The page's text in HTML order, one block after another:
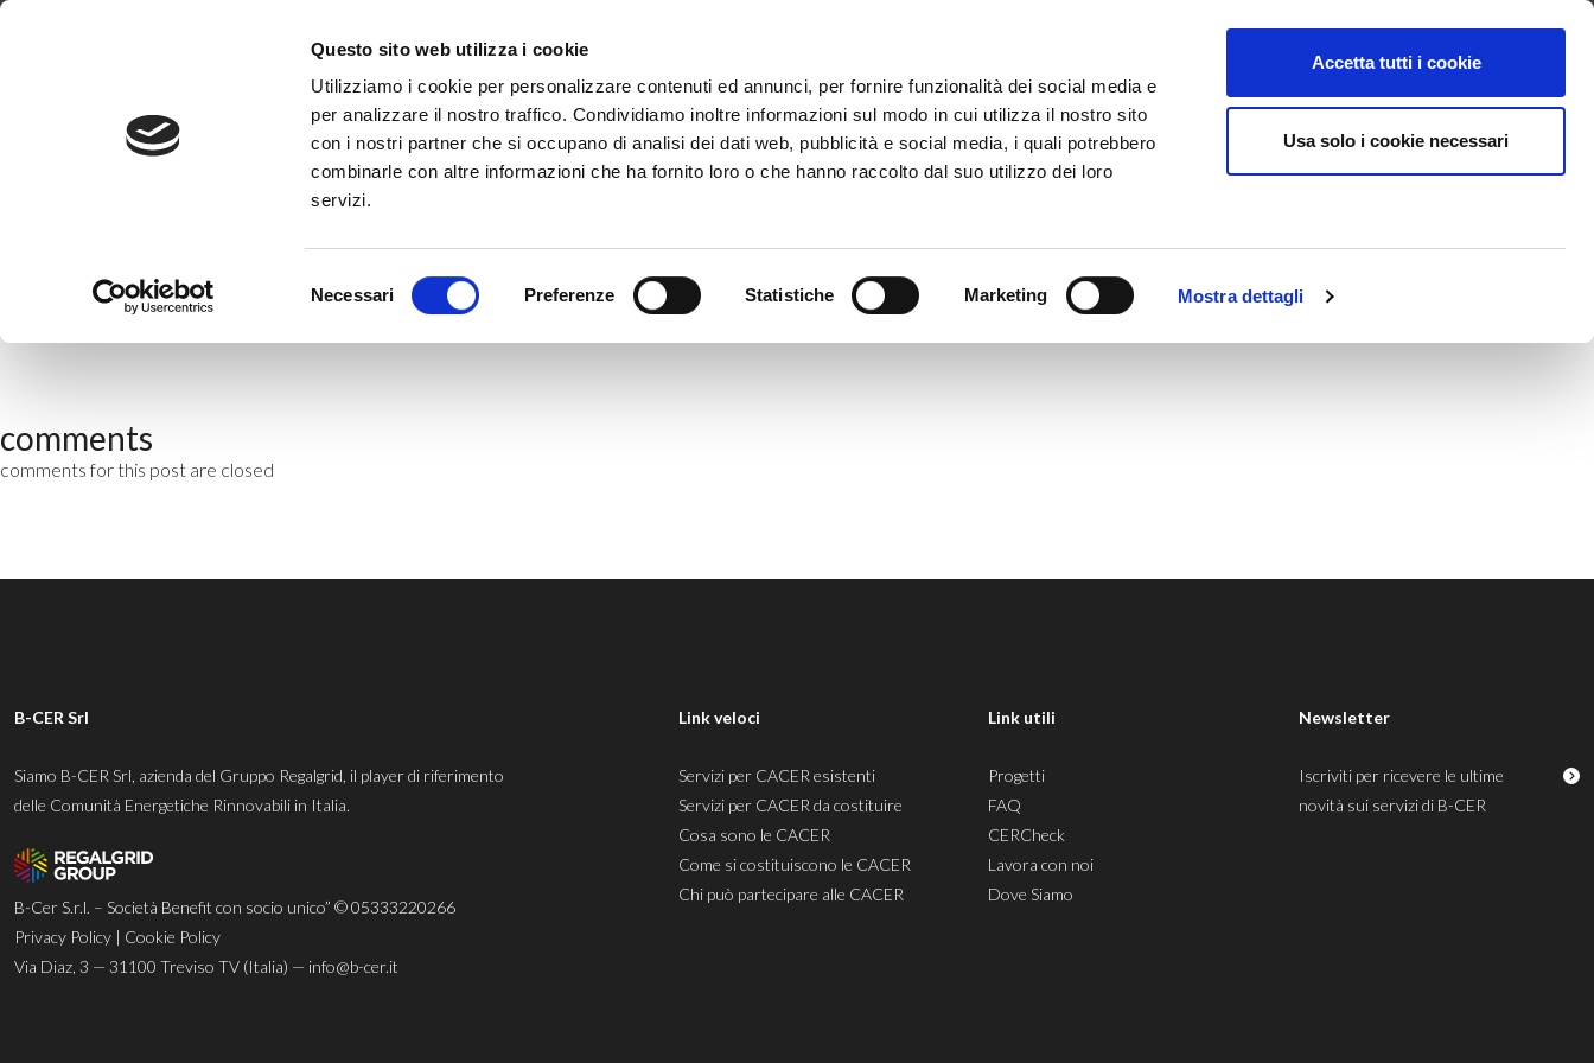
Questo sito web utilizza i cookie
Utilizziamo i cookie per personalizzare contenuti ed annunci, per fornire funzionalità dei social media e
per analizzare il nostro traffico. Condividiamo inoltre informazioni sul modo in cui utilizza il nostro sito
con i nostri partner che si occupano di analisi dei dati web, pubblicità e social media, i quali potrebbero
combinarle con altre informazioni che ha fornito loro o che hanno raccolto dal suo utilizzo dei loro
servizi.
del
Necessari Preferenze Statistiche Marketing Mostra dettagli
Accetta tutti i cookie
Usa solo i cookie necessari
Accedi a CERCheck Scarica l’APP
COME FACCIO A VERIFICARE SE POSSIEDO UN POD?
comments
comments for this post are closed
B-CER Srl
Siamo B-CER Srl, azienda del Gruppo Regalgrid, il player di riferimento
delle Comunità Energetiche Rinnovabili in Italia.
B-Cer S.r.l. – Società Benefit con socio unico” © 05333220266
Privacy Policy | Cookie Policy
Via Diaz, 3 — 31100 Treviso TV (Italia) — info@b-cer.it
Link veloci
Servizi per CACER esistenti
Servizi per CACER da costituire
Cosa sono le CACER
Come si costituiscono le CACER
Chi può partecipare alle CACER
Link utili
Progetti
FAQ
CERCheck
Lavora con noi
Dove Siamo
Newsletter
Iscriviti per ricevere le ultime
novità sui servizi di B-CER